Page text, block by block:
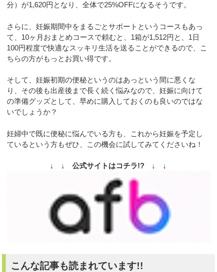
分）が1,620円となり、全体で25%OFFになるそうです。
さらに、妊娠期間中をまるごとサポートというコースもあっ
て、10ヶ月おまとめコースで頼むと、1箱が1,512円と、1日
100円程度で快適なスッキリ生活を送ることができるので、こ
ちらの方がもっとお買い得です。
そして、妊娠初期の便秘というのはあっという間に悪くな
り、その後も出産後まで長く続く悩みなので、妊娠に向けて
の準備グッズとして、早めに購入しておくのも良いのではな
いでしょうか？
妊婦中で既に便秘に悩んでいる方も、これから妊娠を予定し
ているという方もぜひ、この機会に試してみてくださいね！
↓ ↓ 公式サイトはコチラ!? ↓ ↓
こんな記事も読まれています!!